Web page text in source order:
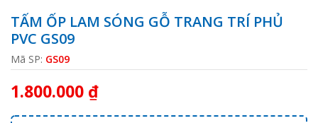
TẤM ỐP LAM SÓNG GỖ TRANG TRÍ PHỦ
PVC GS09
Mã SP: GS09
1.800.000 ₫